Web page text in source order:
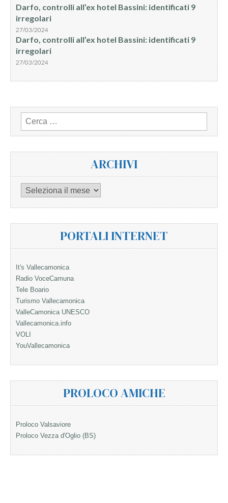
Darfo, controlli all’ex hotel Bassini: identificati 9
irregolari
27/03/2024
Darfo, controlli all’ex hotel Bassini: identificati 9
irregolari
27/03/2024
Ricerca
per:
ARCHIVI
Archivi
PORTALI INTERNET
It's Vallecamonica
Radio VoceCamuna
Tele Boario
Turismo Vallecamonica
ValleCamonica UNESCO
Vallecamonica.info
VOLI
YouVallecamonica
PROLOCO AMICHE
Proloco Valsaviore
Proloco Vezza d'Oglio (BS)